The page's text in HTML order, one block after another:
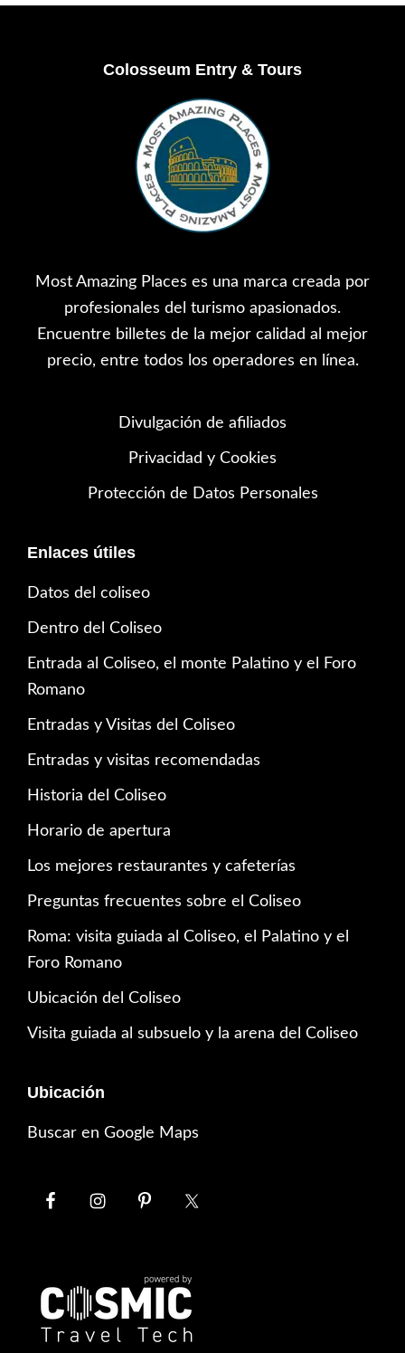
EL
Colosseum Entry & Tours
Most Amazing Places es una marca creada por
profesionales del turismo apasionados.
Encuentre billetes de la mejor calidad al mejor
precio, entre todos los operadores en línea.
Divulgación de afiliados
Privacidad y Cookies
Protección de Datos Personales
Enlaces útiles
Datos del coliseo
Dentro del Coliseo
Entrada al Coliseo, el monte Palatino y el Foro
Romano
Entradas y Visitas del Coliseo
Entradas y visitas recomendadas
Historia del Coliseo
Horario de apertura
Los mejores restaurantes y cafeterías
Preguntas frecuentes sobre el Coliseo
Roma: visita guiada al Coliseo, el Palatino y el
Foro Romano
Ubicación del Coliseo
Visita guiada al subsuelo y la arena del Coliseo
Ubicación
Buscar en Google Maps